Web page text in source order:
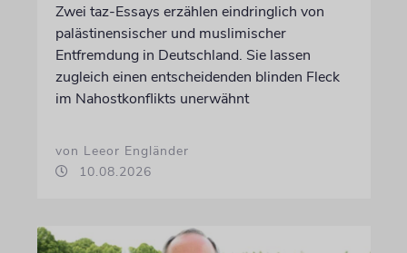
Zwei taz-Essays erzählen eindringlich von
palästinensischer und muslimischer
Entfremdung in Deutschland. Sie lassen
zugleich einen entscheidenden blinden Fleck
im Nahostkonflikts unerwähnt
von Leeor Engländer
10.08.2026